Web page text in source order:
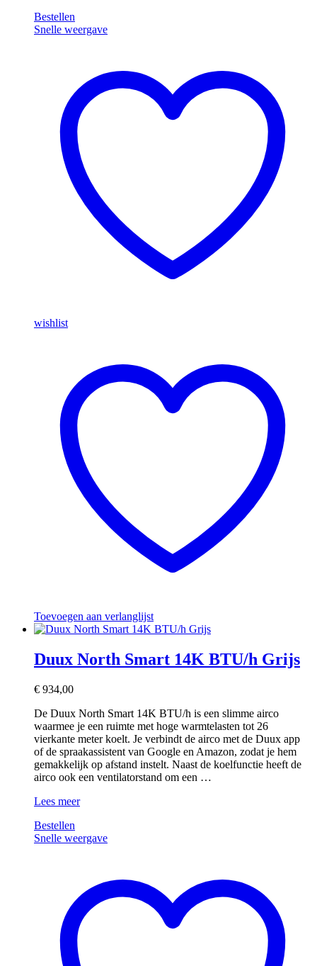
Desktop
Zwart
Bestellen
Snelle weergave
wishlist
Toevoegen aan verlanglijst
Duux North Smart 14K BTU/h Grijs
€ 934,00
De Duux North Smart 14K BTU/h is een slimme airco
waarmee je een ruimte met hoge warmtelasten tot 26
vierkante meter koelt. Je verbindt de airco met de Duux app
of de spraakassistent van Google en Amazon, zodat je hem
gemakkelijk op afstand instelt. Naast de koelfunctie heeft de
airco ook een ventilatorstand om een …
Duux
Smart
14K
Lees meer
Bestellen
Snelle weergave